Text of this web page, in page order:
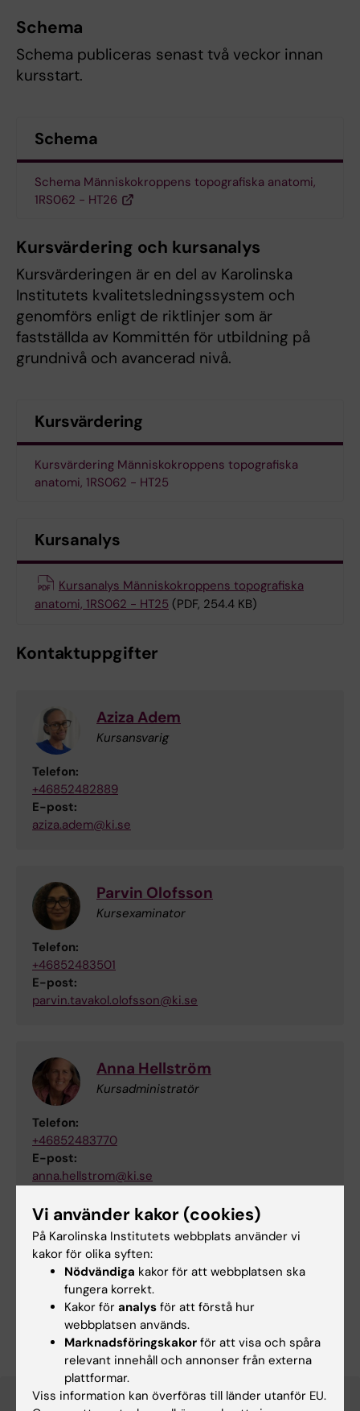
Schema
Schema publiceras senast två veckor innan
kursstart.
Schema
Schema Människokroppens topografiska anatomi,
1RS062 - HT26
Kursvärdering och kursanalys
Kursvärderingen är en del av Karolinska
Institutets kvalitetsledningssystem och
genomförs enligt de riktlinjer som är
fastställda av Kommittén för utbildning på
grundnivå och avancerad nivå.
Kursvärdering
Kursvärdering Människokroppens topografiska
anatomi, 1RS062 - HT25
Kursanalys
Kursanalys Människokroppens topografiska
anatomi, 1RS062 - HT25 (PDF, 254.4 KB)
Kontaktuppgifter
Aziza Adem
Kursansvarig
Telefon:
+46852482889
E-post:
aziza.adem@ki.se
Parvin Olofsson
Kursexaminator
Telefon:
+46852483501
E-post:
parvin.tavakol.olofsson@ki.se
Anna Hellström
Kursadministratör
Telefon:
+46852483770
E-post:
anna.hellstrom@ki.se
Helen Ågren
Studievägledare
Telefon:
+46852483920
E-post:
helen.agren@ki.se
Vi använder kakor (cookies)
På Karolinska Institutets webbplats använder vi
kakor för olika syften:
Nödvändiga kakor för att webbplatsen ska
fungera korrekt.
Kakor för analys för att förstå hur
webbplatsen används.
Marknadsföringskakor för att visa och spåra
relevant innehåll och annonser från externa
plattformar.
Viss information kan överföras till länder utanför EU.